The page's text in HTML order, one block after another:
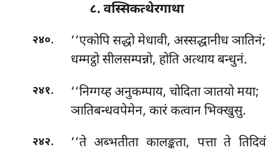
८. वस्सिकत्थेरगाथा
२४०.
‘‘एकोपि सद्धो मेधावी, अस्सद्धानीध ञातिनं;
धम्मट्ठो सीलसम्पन्नो, होति अत्थाय बन्धुनं.
२४१.
‘‘निग्गय्ह अनुकम्पाय, चोदिता ञातयो मया;
ञातिबन्धवपेमेन, कारं कत्वान भिक्खुसु.
२४२.
‘‘ते अब्भतीता कालङ्कता, पत्ता ते तिदिवं